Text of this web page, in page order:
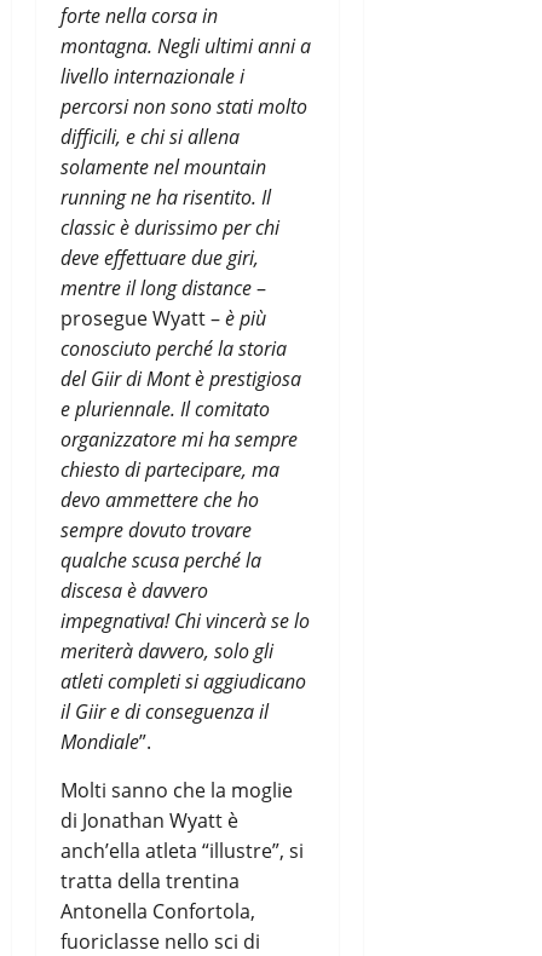
forte nella corsa in
montagna. Negli ultimi anni a
livello internazionale i
percorsi non sono stati molto
difficili, e chi si allena
solamente nel mountain
running ne ha risentito. Il
classic è durissimo per chi
deve effettuare due giri,
mentre il long distance–
prosegue Wyatt –è più
conosciuto perché la storia
del Giir di Mont è prestigiosa
e pluriennale. Il comitato
organizzatore mi ha sempre
chiesto di partecipare, ma
devo ammettere che ho
sempre dovuto trovare
qualche scusa perché la
discesa è davvero
impegnativa! Chi vincerà se lo
meriterà davvero, solo gli
atleti completi si aggiudicano
il Giir e di conseguenza il
Mondiale”.
Molti sanno che la moglie
di Jonathan Wyatt è
anch’ella atleta “illustre”, si
tratta della trentina
Antonella Confortola,
fuoriclasse nello sci di